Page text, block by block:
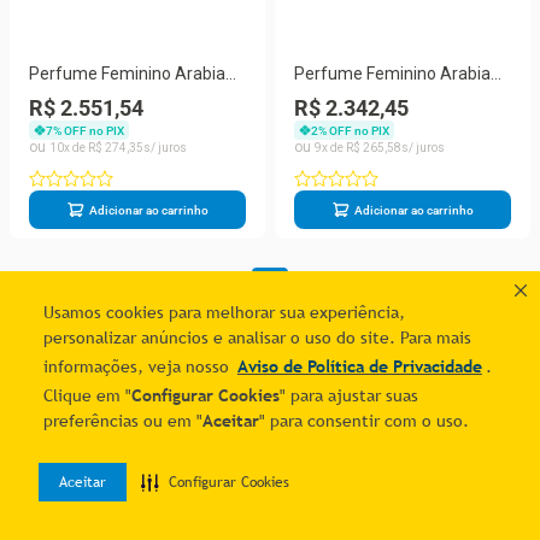
Usamos cookies para melhorar sua experiência,
personalizar anúncios e analisar o uso do site. Para mais
informações, veja nosso Aviso de Política de Privacidade .
Clique em "Configurar Cookies" para ajustar suas
preferências ou em "Aceitar" para consentir com o uso.
Aceitar Configurar Cookies
Perfume Feminino Arabia
Black Iii Widian 50 ML Extrait
De Parfum
R$ 2.551,54
7% OFF no PIX
10
R$ 274 35
Adicionar ao carrinho
Perfume Feminino Arabia
Black Iii Widian 50Ml
R$ 2.342,45
2% OFF no PIX
9
R$ 265 58
Adicionar ao carrinho